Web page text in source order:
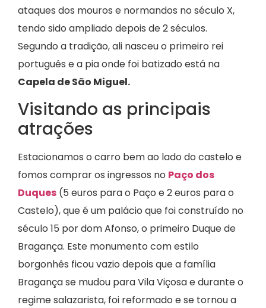
ataques dos mouros e normandos no século X,
tendo sido ampliado depois de 2 séculos.
Segundo a tradição, ali nasceu o primeiro rei
português e a pia onde foi batizado está na
Capela de São Miguel.
Visitando as principais
atrações
Estacionamos o carro bem ao lado do castelo e
fomos comprar os ingressos no Paço dos
Duques (5 euros para o Paço e 2 euros para o
Castelo), que é um palácio que foi construído no
século 15 por dom Afonso, o primeiro Duque de
Bragança. Este monumento com estilo
borgonhês ficou vazio depois que a família
Bragança se mudou para Vila Viçosa e durante o
regime salazarista, foi reformado e se tornou a